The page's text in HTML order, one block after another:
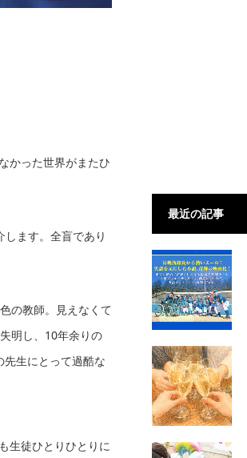
かった世界がまたひ
ます。全盲であり
の教師。見えなくて
明し、10年余りの
生にとって過酷な
生徒ひとりひとりに
最近の記事